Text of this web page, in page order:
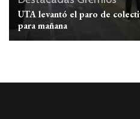
UTA levantó el paro de
para mañana